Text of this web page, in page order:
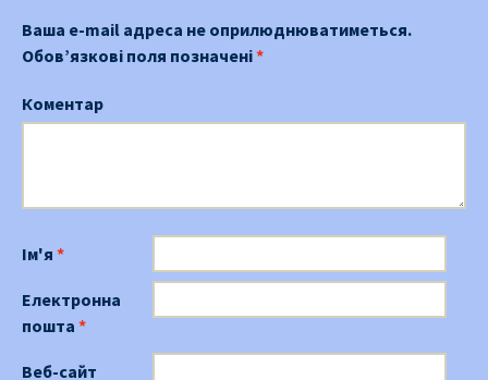
Ваша e-mail адреса не оприлюднюватиметься.
Обов’язкові поля позначені*
Коментар
Ім'я *
Електронна
пошта *
Веб-сайт